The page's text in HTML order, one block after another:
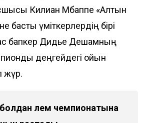
Килиан Мбаппе «Алтын
басты үміткерлердің бірі
бапкер Дидье Дешамның
деңгейдегі ойын
жүр.
әлем чемпионатына